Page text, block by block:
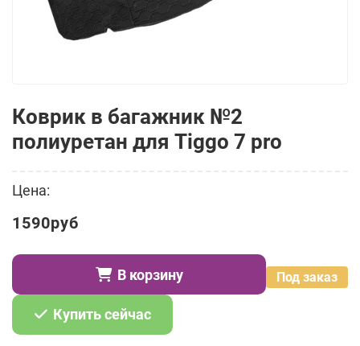
Коврик в багажник №2
полиуретан для Tiggo 7 pro
Цена:
1590руб
Под заказ
В корзину
Купить сейчас